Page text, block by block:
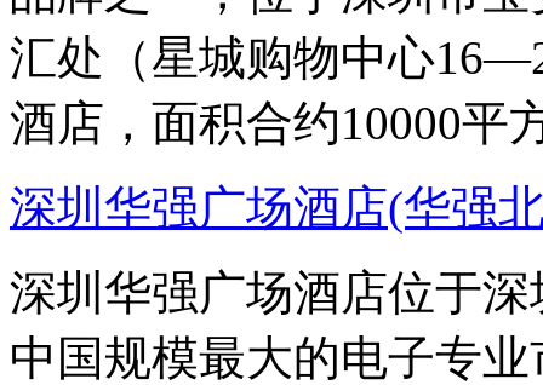
汇处（星城购物中心
酒店，面积合约10000平
深圳华强广场酒店(华强
深圳华强广场酒店位于
中国规模最大的电子专